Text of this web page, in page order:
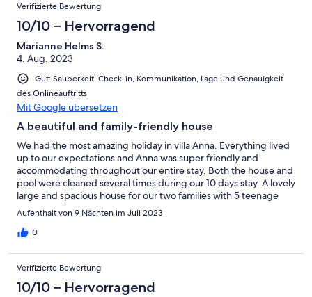
Verifizierte Bewertung
10/10 – Hervorragend
Marianne Helms S.
4. Aug. 2023
Gut: Sauberkeit, Check-in, Kommunikation, Lage und Genauigkeit
des Onlineauftritts
Mit Google übersetzen
A beautiful and family-friendly house
We had the most amazing holiday in villa Anna. Everything lived
up to our expectations and Anna was super friendly and
accommodating throughout our entire stay. Both the house and
pool were cleaned several times during our 10 days stay. A lovely
large and spacious house for our two families with 5 teenage
children. Our warmest recommendations.
Aufenthalt von 9 Nächten im Juli 2023
0
Verifizierte Bewertung
10/10 – Hervorragend